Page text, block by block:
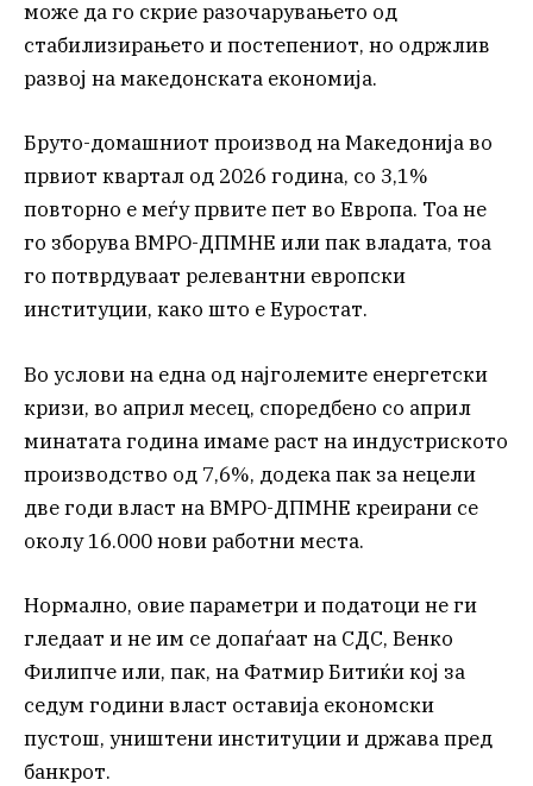
може да го скрие разочарувањето од
стабилизирањето и постепениот, но одржлив
развој на македонската економија.
Бруто-домашниот производ на Македонија во
првиот квартал од 2026 година, со 3,1%
повторно е меѓу првите пет во Европа. Тоа не
го зборува ВМРО-ДПМНЕ или пак владата, тоа
го потврдуваат релевантни европски
институции, како што е Еуростат.
Во услови на една од најголемите енергетски
кризи, во април месец, споредбено со април
минатата година имаме раст на индустриското
производство од 7,6%, додека пак за нецели
две годи власт на ВМРО-ДПМНЕ креирани се
околу 16.000 нови работни места.
Нормално, овие параметри и податоци не ги
гледаат и не им се допаѓаат на СДС, Венко
Филипче или, пак, на Фатмир Битиќи кој за
седум години власт оставија економски
пустош, уништени институции и држава пред
банкрот.